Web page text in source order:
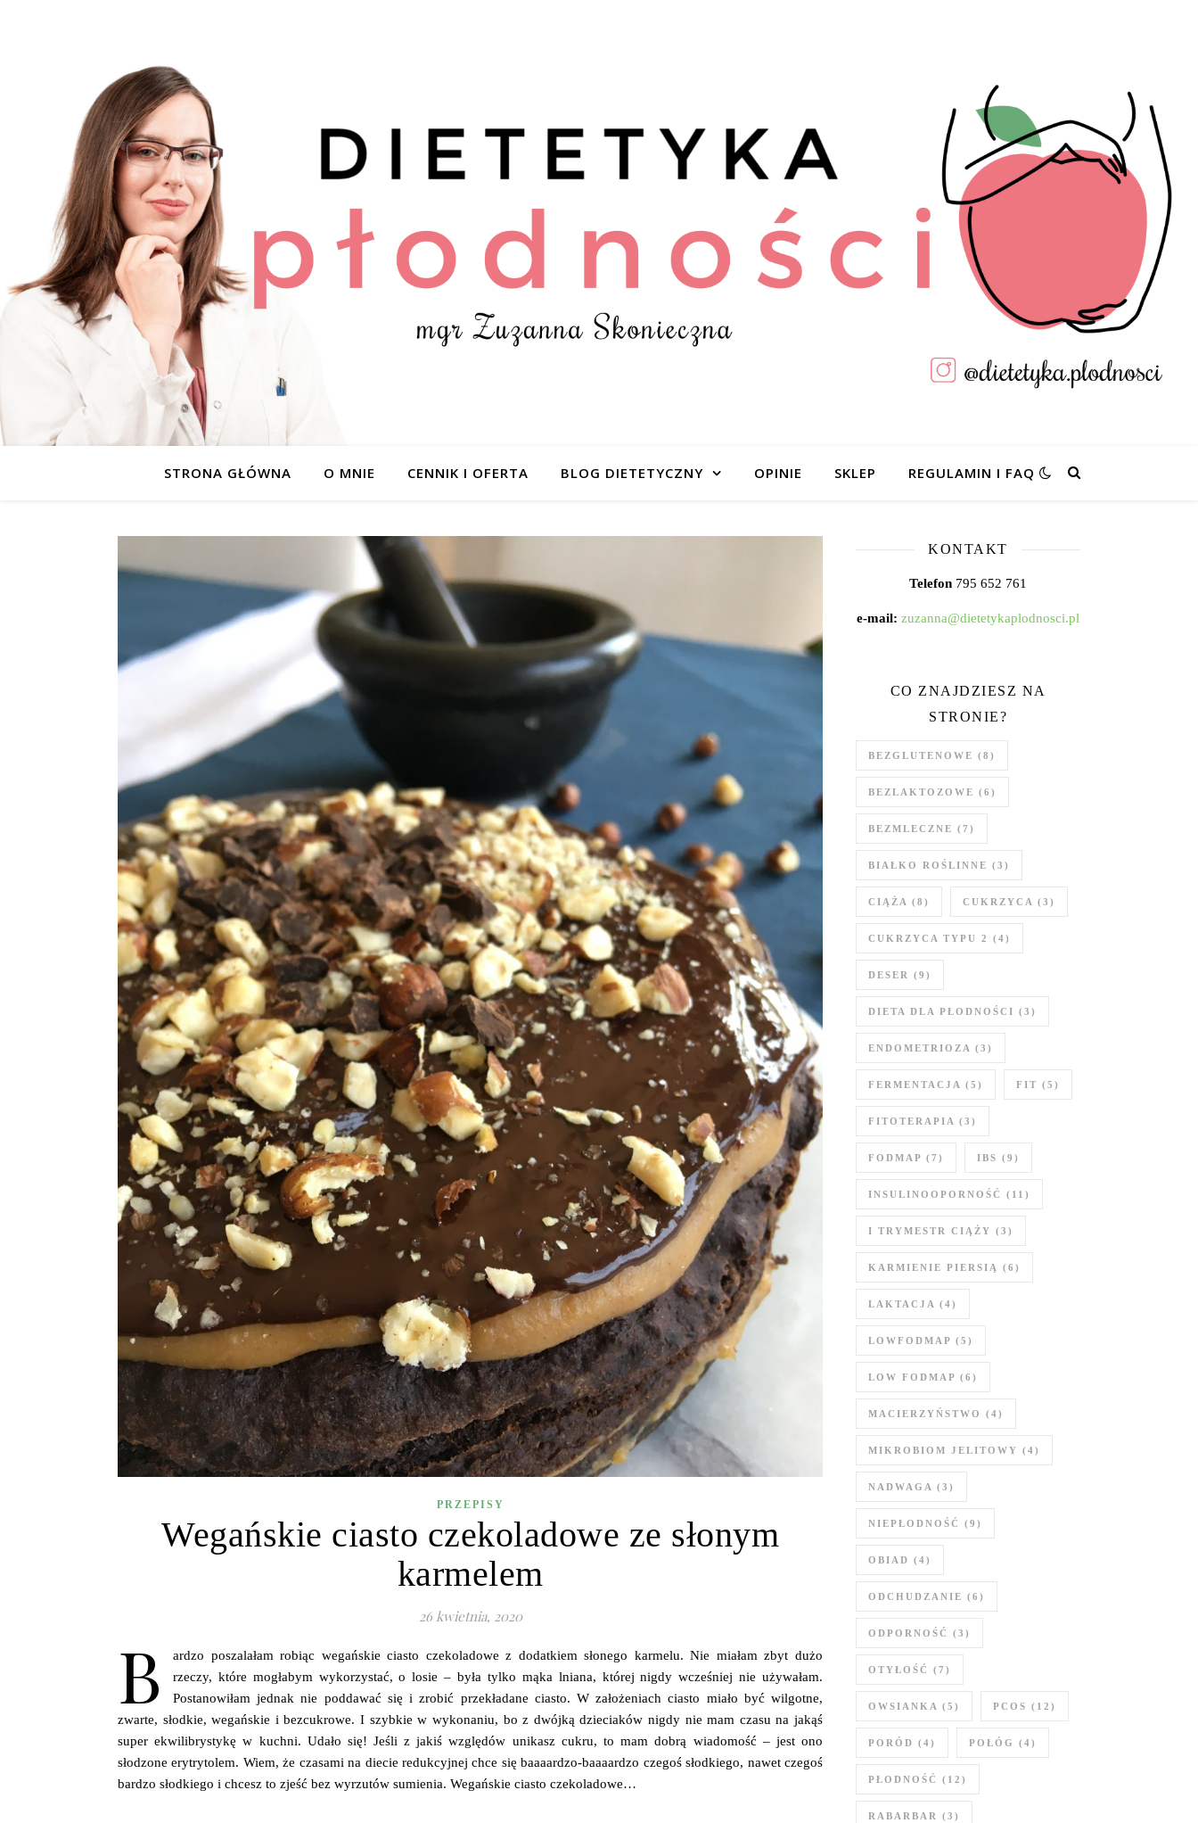
STRONA GŁÓWNA O MNIE CENNIK I OFERTA BLOG DIETETYCZNY OPINIE SKLEP REGULAMIN I FAQ
PRZEPISY
Wegańskie ciasto czekoladowe ze słonym
karmelem
26 kwietnia, 2020
B
ardzo poszalałam robiąc wegańskie ciasto czekoladowe z dodatkiem słonego karmelu. Nie miałam zbyt dużo
rzeczy, które mogłabym wykorzystać, o losie – była tylko mąka lniana, której nigdy wcześniej nie używałam.
Postanowiłam jednak nie poddawać się i zrobić przekładane ciasto. W założeniach ciasto miało być wilgotne,
zwarte, słodkie, wegańskie i bezcukrowe. I szybkie w wykonaniu, bo z dwójką dzieciaków nigdy nie mam czasu na jakąś
super ekwilibrystykę w kuchni. Udało się! Jeśli z jakiś względów unikasz cukru, to mam dobrą wiadomość – jest ono
słodzone erytrytolem. Wiem, że czasami na diecie redukcyjnej chce się baaaardzo-baaaardzo czegoś słodkiego, nawet czegoś
bardzo słodkiego i chcesz to zjeść bez wyrzutów sumienia. Wegańskie ciasto czekoladowe…
KONTAKT
Telefon 795 652 761
e-mail: zuzanna@dietetykaplodnosci.pl
CO ZNAJDZIESZ NA
STRONIE?
BEZGLUTENOWE (8)
BEZLAKTOZOWE (6)
BEZMLECZNE (7)
BIAŁKO ROŚLINNE (3)
CIĄŻA (8) CUKRZYCA (3)
CUKRZYCA TYPU 2 (4)
DESER (9)
DIETA DLA PŁODNOŚCI (3)
ENDOMETRIOZA (3)
FERMENTACJA (5) FIT (5)
FITOTERAPIA (3)
FODMAP (7) IBS (9)
INSULINOOPORNOŚĆ (11)
I TRYMESTR CIĄŻY (3)
KARMIENIE PIERSIĄ (6)
LAKTACJA (4)
LOWFODMAP (5)
LOW FODMAP (6)
MACIERZYŃSTWO (4)
MIKROBIOM JELITOWY (4)
NADWAGA (3)
NIEPŁODNOŚĆ (9)
OBIAD (4)
ODCHUDZANIE (6)
ODPORNOŚĆ (3)
OTYŁOŚĆ (7)
OWSIANKA (5) PCOS (12)
PORÓD (4) POŁÓG (4)
PŁODNOŚĆ (12)
RABARBAR (3)